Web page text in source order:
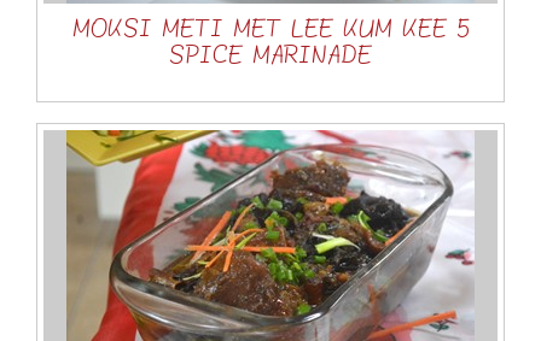
MOKSI METI MET LEE KUM KEE 5
SPICE MARINADE